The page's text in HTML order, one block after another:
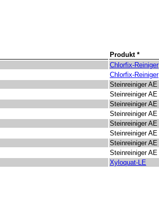
Produkt *
Chlorfix-Reiniger
Chlorfix-Reiniger
Steinreiniger AE
Steinreiniger AE
Steinreiniger AE
Steinreiniger AE
Steinreiniger AE
Steinreiniger AE
Steinreiniger AE
Steinreiniger AE
Xyloquat-LE